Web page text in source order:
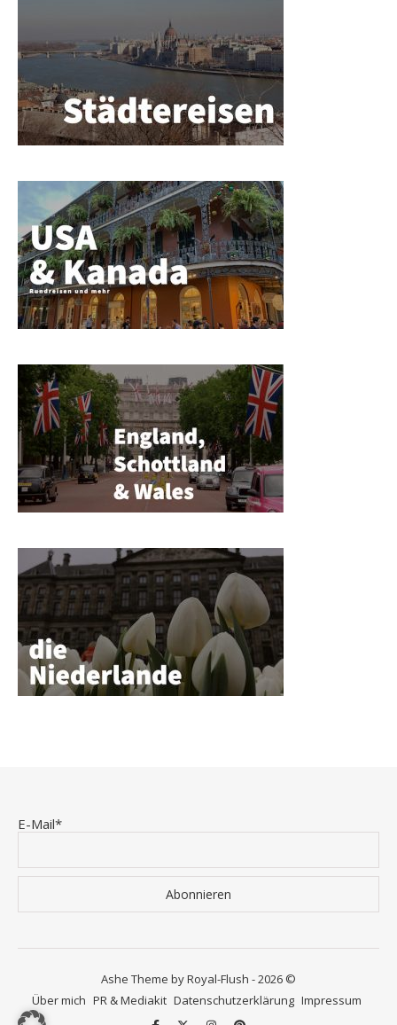
E-Mail*
Ashe Theme by Royal-Flush - 2026 ©
Über mich PR & Mediakit Datenschutzerklärung Impressum